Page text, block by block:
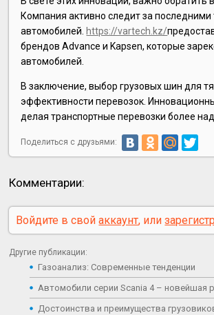
Компания активно следит за
автомобилей. https://vartech.kz/
брендов Advance и Kapsen, которые
автомобилей.
В заключение, выбор грузовых шин для
эффективности перевозок.
делая транспортные перевозки более
Поделиться с друзьями:
Комментарии:
Войдите в свойаккаунт, или
Другие публикации:
Газоанализ: Современные тенденции
Автомобили серии Scania 4 – новейшая
Достоинства и преимущества